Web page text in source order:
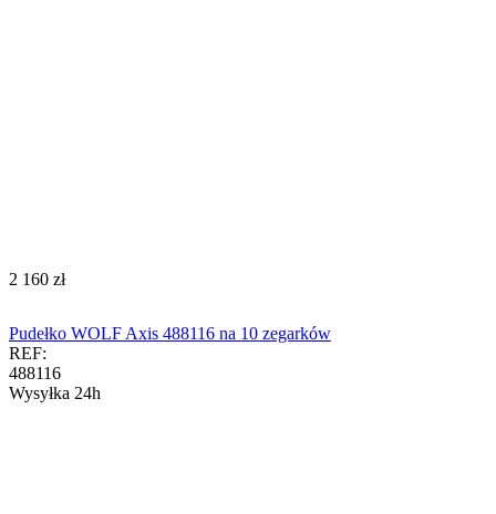
‍2 160‍ zł
Pudełko WOLF Axis 488116 na 10 zegarków
REF:
488116
Wysyłka 24h